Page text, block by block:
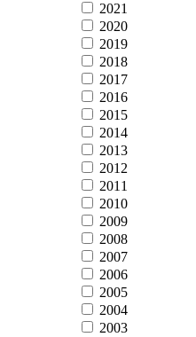
2021
2020
2019
2018
2017
2016
2015
2014
2013
2012
2011
2010
2009
2008
2007
2006
2005
2004
2003